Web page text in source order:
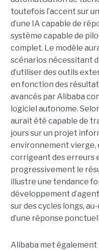
toutefois l’accent sur
d’une IA capable de
système capable de
complet. Le modèle
scénarios nécessitant
d’utiliser des outils
en fonction des
avancés par Alibaba
logiciel autonome.
aurait été capable de
jours sur un projet
environnement vierge,
corrigeant des erreurs
progressivement le
illustre une tendance
développement
sur des cycles longs,
d’une réponse
Alibaba met